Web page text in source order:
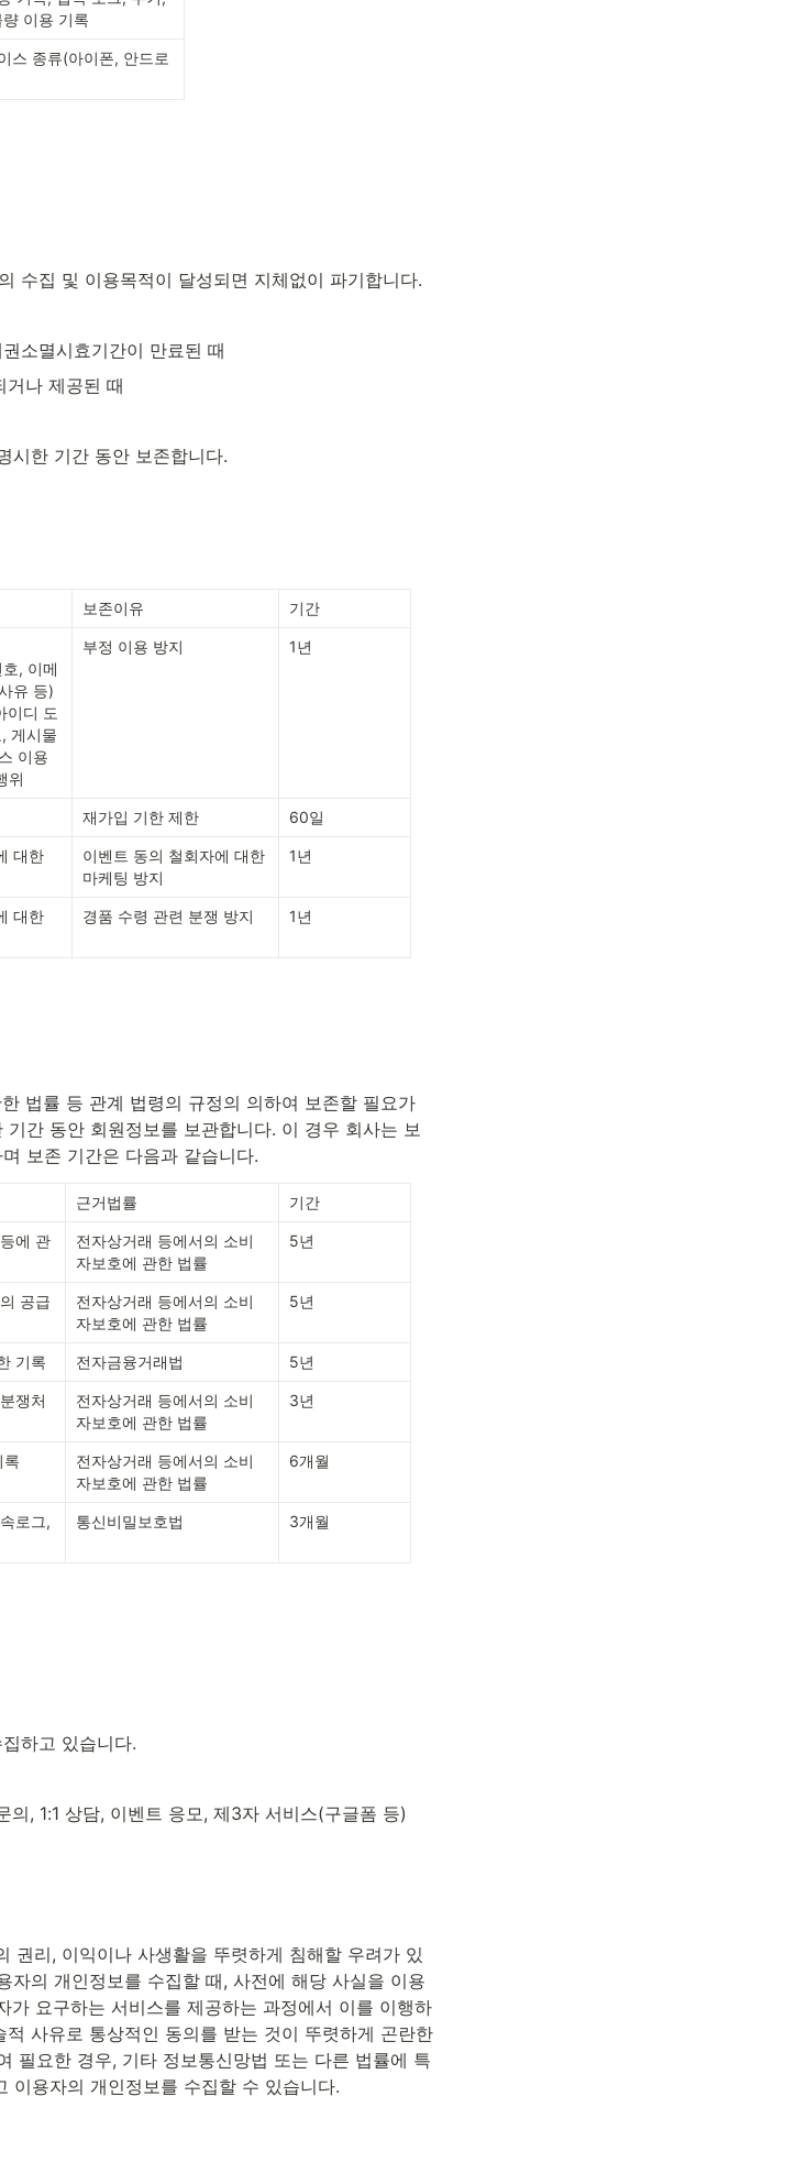
이용 기록
스 종류(아이폰, 안드로
수집 및 이용목적이 달성되면 지체없이 파기합니다.
소멸시효기간이 만료된 때
거나 제공된 때
시한 기간 동안 보존합니다.
보존이유 기간
, 이메
유 등)
이디 도
게시물
이용
위
부정 이용 방지 1년
재가입 기한 제한 60일
대한
이벤트 동의 철회자에 대한
마케팅 방지
1년
대한
경품 수령 관련 분쟁 방지 1년
법률 등 관계 법령의 규정의 의하여 보존할 필요가
간 동안 회원정보를 보관합니다. 이 경우 회사는 보
보존 기간은 다음과 같습니다.
근거법률 기간
에 관
전자상거래 등에서의 소비
자보호에 관한 법률
5년
공급
전자상거래 등에서의 소비
자보호에 관한 법률
5년
기록 전자금융거래법 5년
쟁처
전자상거래 등에서의 소비
자보호에 관한 법률
3년
록
전자상거래 등에서의 소비
자보호에 관한 법률
6개월
로그,
통신비밀보호법 3개월
하고 있습니다.
, 1:1 상담, 이벤트 응모, 제3자 서비스(구글폼 등)
권리, 이익이나 사생활을 뚜렷하게 침해할 우려가 있
자의 개인정보를 수집할 때, 사전에 해당 사실을 이용
가 요구하는 서비스를 제공하는 과정에서 이를 이행하
사유로 통상적인 동의를 받는 것이 뚜렷하게 곤란한
필요한 경우, 기타 정보통신망법 또는 다른 법률에 특
이용자의 개인정보를 수집할 수 있습니다.